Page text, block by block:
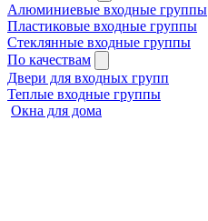
Алюминиевые входные группы
Пластиковые входные группы
Стеклянные входные группы
По качествам
Двери для входных групп
Теплые входные группы
Окна для дома